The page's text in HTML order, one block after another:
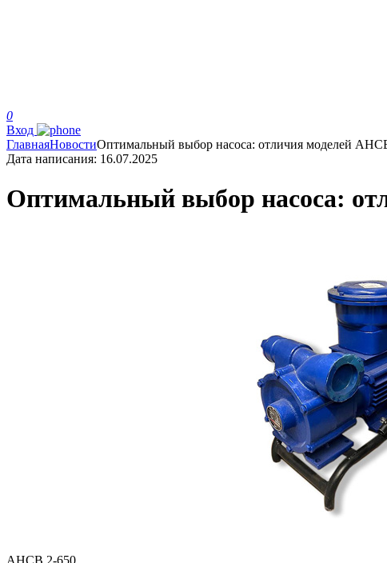
0
Вход
ГлавнаяНовостиОптимальный выбор насоса: отличия моделей
Дата написания: 16.07.2025
Оптимальный выбор насоса: